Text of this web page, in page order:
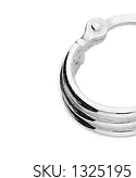
SKU: 1325195